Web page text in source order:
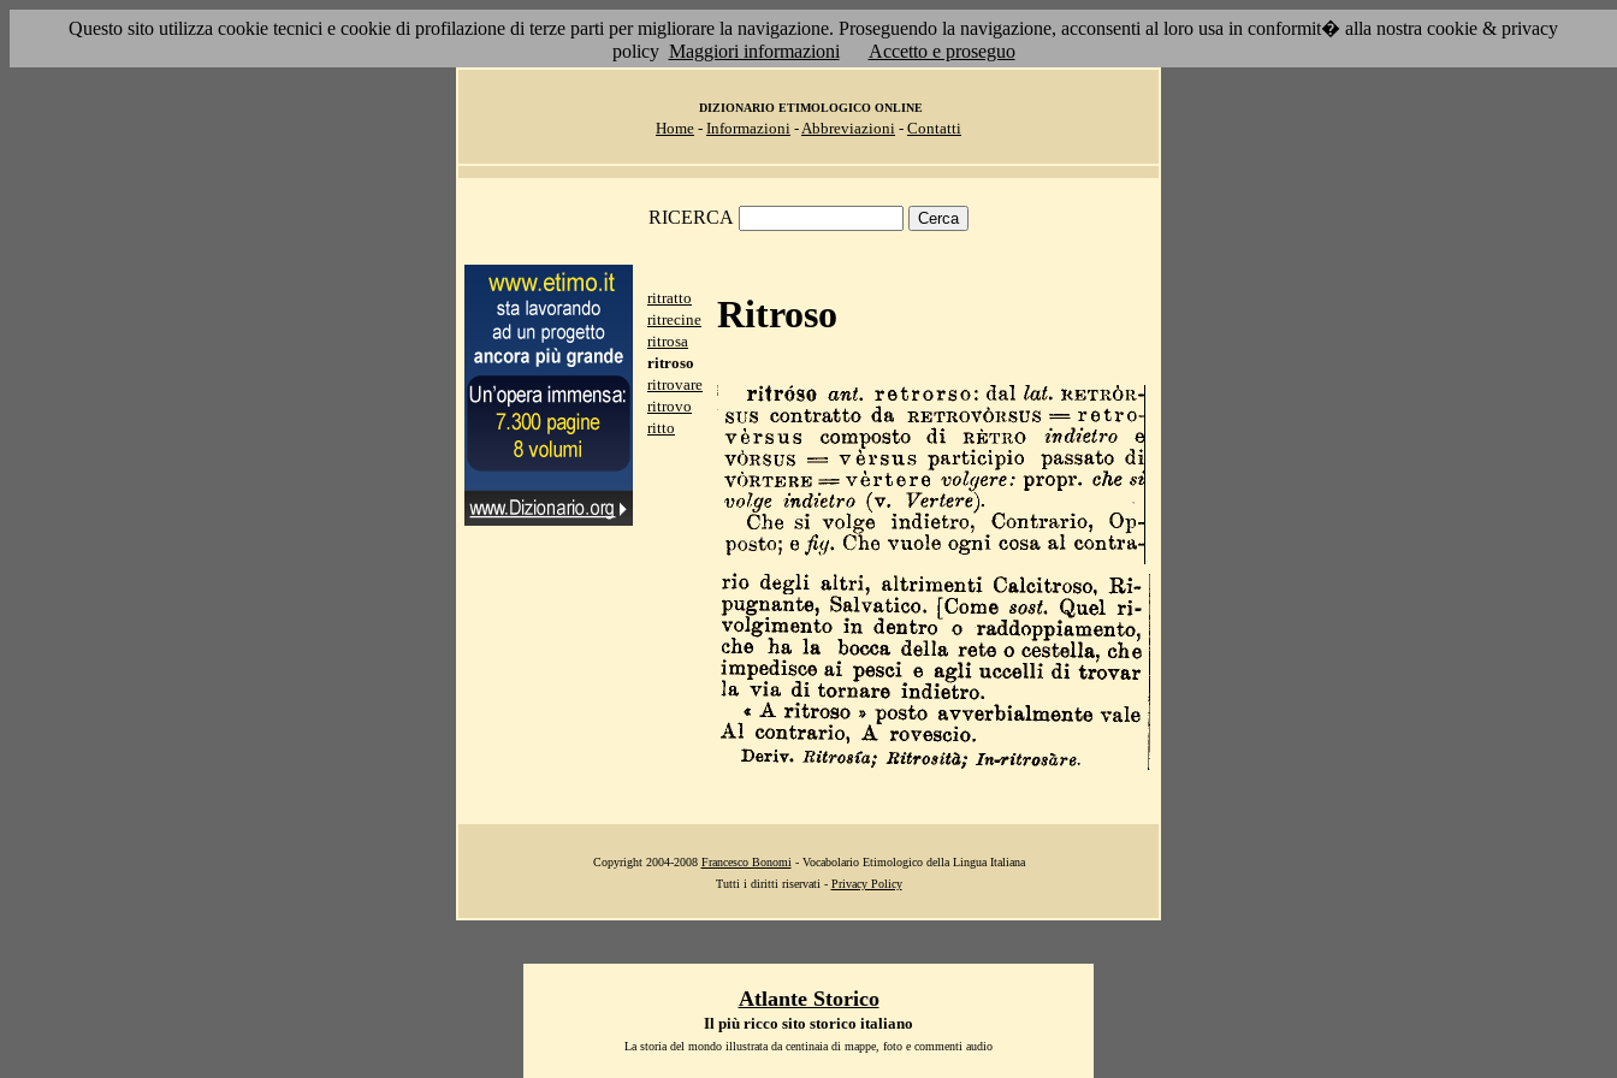
Questo sito utilizza cookie tecnici e cookie di profilazione di terze parti per migliorare la navigazione. Proseguendo la navigazione, acconsenti al loro usa in conformit� alla nostra cookie & privacy
policy Maggiori informazioni Accetto e proseguo
DIZIONARIO ETIMOLOGICO ONLINE
Home - Informazioni -Abbreviazioni - Contatti
RICERCA
ritratto
ritrecine
ritrosa
ritroso
ritrovare
ritrovo
ritto
Ritroso
Copyright 2004-2008 Francesco Bonomi - Vocabolario Etimologico della Lingua Italiana
Tutti i diritti riservati - Privacy Policy
Atlante Storico
Il più ricco sito storico italiano
La storia del mondo illustrata da centinaia di mappe, foto e commenti audio